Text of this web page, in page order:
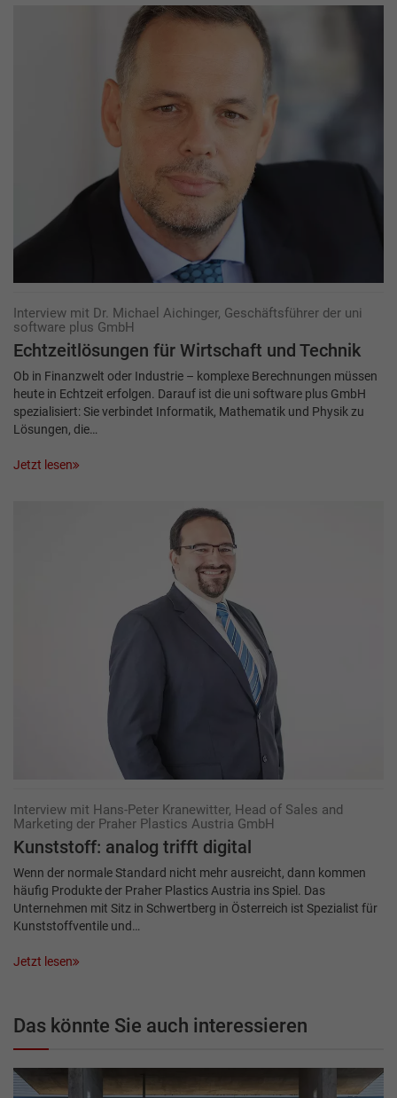
Interview mit Dr. Michael Aichinger, Geschäftsführer der uni
software plus GmbH
Echtzeitlösungen für Wirtschaft und Technik
Ob in Finanzwelt oder Industrie – komplexe Berechnungen müssen
heute in Echtzeit erfolgen. Darauf ist die uni software plus GmbH
spezialisiert: Sie verbindet Informatik, Mathematik und Physik zu
Lösungen, die…
Jetzt lesen
Interview mit Hans-Peter Kranewitter, Head of Sales and
Marketing der Praher Plastics Austria GmbH
Kunststoff: analog trifft digital
Wenn der normale Standard nicht mehr ausreicht, dann kommen
häufig Produkte der Praher Plastics Austria ins Spiel. Das
Unternehmen mit Sitz in Schwertberg in Österreich ist Spezialist für
Kunststoffventile und…
Jetzt lesen
Das könnte Sie auch interessieren